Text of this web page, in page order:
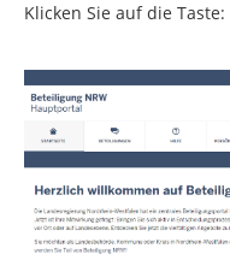
Klicken Sie auf die Taste: